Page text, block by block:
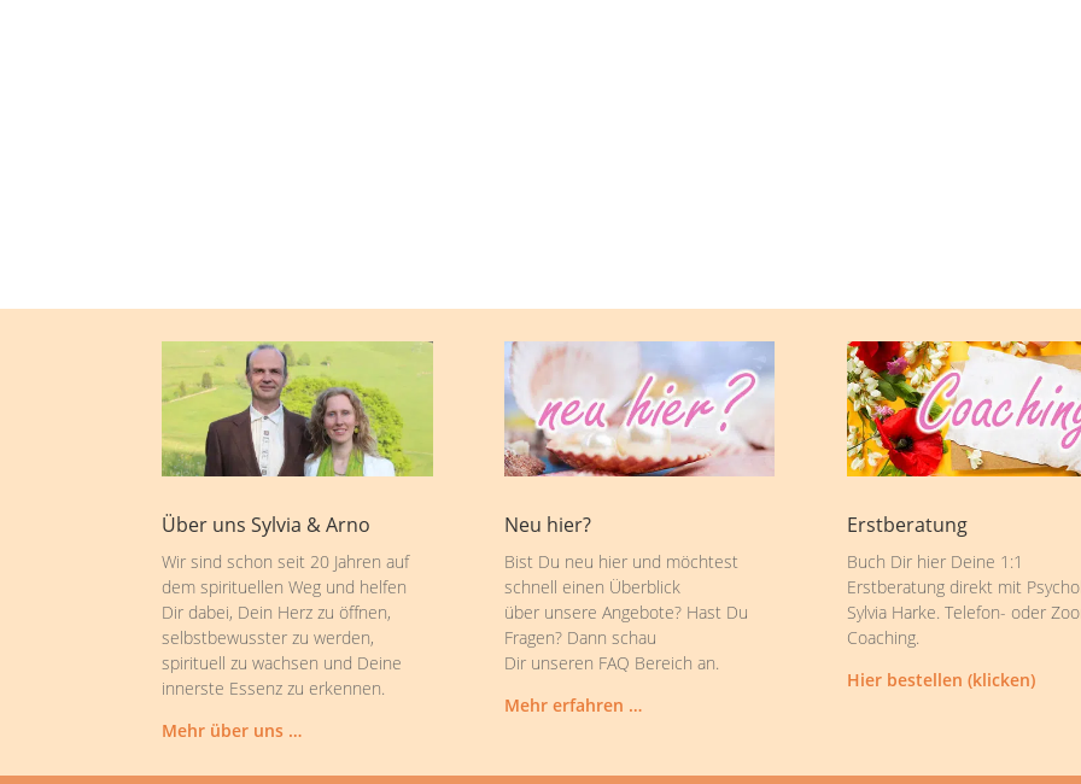
Über uns Sylvia & Arno
Wir sind schon seit 20 Jahren auf
dem spirituellen Weg und helfen
Dir dabei, Dein Herz zu öffnen,
selbstbewusster zu werden,
spirituell zu wachsen und Deine
innerste Essenz zu erkennen.
Mehr über uns …
Neu hier?
Bist Du neu hier und möchtest
schnell einen Überblick
über unsere Angebote? Hast Du
Fragen? Dann schau
Dir unseren FAQ Bereich an.
Mehr erfahren …
Erstberatung
Buch Dir hier Deine 1:1
Erstberatung direkt mit
Sylvia Harke. Telefon- oder
Coaching.
Hier bestellen (klicken)